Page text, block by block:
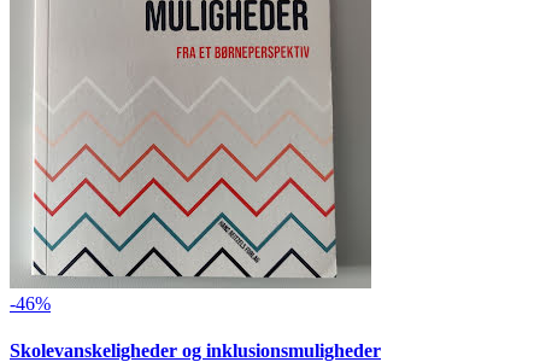
-46%
Skolevanskeligheder og inklusionsmuligheder